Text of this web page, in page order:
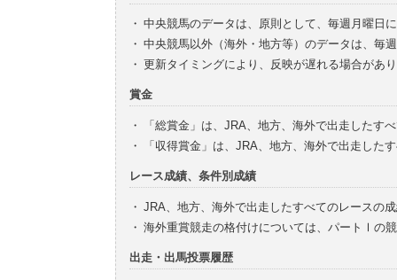
・ 中央競馬のデータは、原則として、毎週月曜日
・ 中央競馬以外（海外・地方等）のデータは、毎
・ 更新タイミングにより、反映が遅れる場合があ
賞金
・
「総賞金」は、JRA、地方、海外で出走したす
・
「収得賞金」は、JRA、地方、海外で出走した
レース成績、条件別成績
・ JRA、地方、海外で出走したすべてのレースの
・ 海外重賞競走の格付けについては、パートⅠの
出走・出馬投票履歴